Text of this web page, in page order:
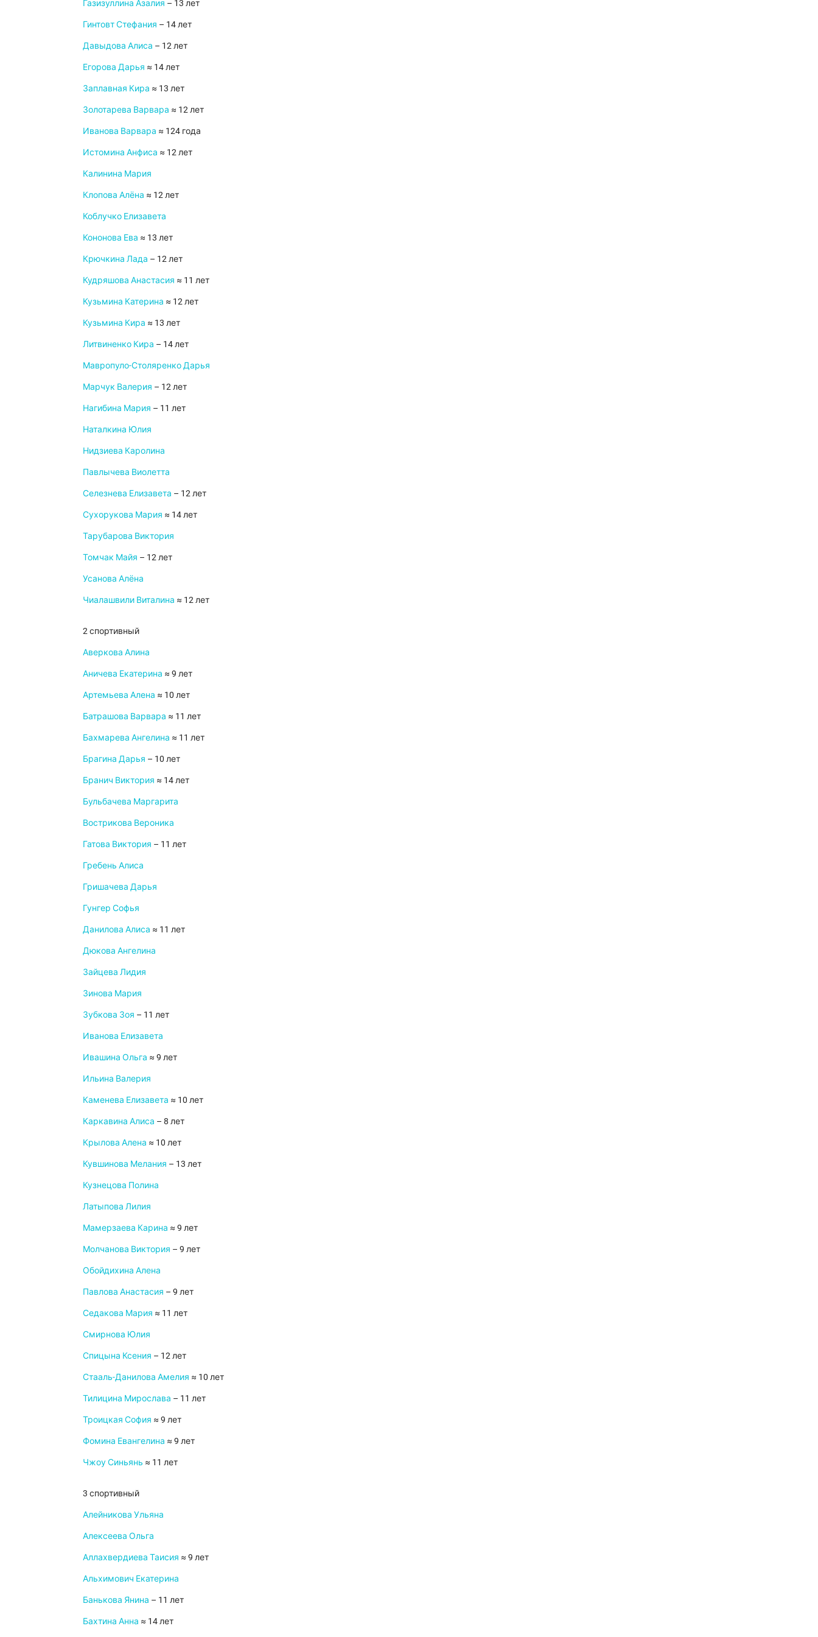
Газизуллина Азалия – 13 лет
Гинтовт Стефания – 14 лет
Давыдова Алиса – 12 лет
Егорова Дарья ≈ 14 лет
Заплавная Кира ≈ 13 лет
Золотарева Варвара ≈ 12 лет
Иванова Варвара ≈ 124 года
Истомина Анфиса ≈ 12 лет
Калинина Мария
Клопова Алёна ≈ 12 лет
Коблучко Елизавета
Кононова Ева ≈ 13 лет
Крючкина Лада – 12 лет
Кудряшова Анастасия ≈ 11 лет
Кузьмина Катерина ≈ 12 лет
Кузьмина Кира ≈ 13 лет
Литвиненко Кира – 14 лет
Мавропуло-Столяренко Дарья
Марчук Валерия – 12 лет
Нагибина Мария – 11 лет
Наталкина Юлия
Нидзиева Каролина
Павлычева Виолетта
Селезнева Елизавета – 12 лет
Сухорукова Мария ≈ 14 лет
Тарубарова Виктория
Томчак Майя – 12 лет
Усанова Алёна
Чиалашвили Виталина ≈ 12 лет
2 спортивный
Аверкова Алина
Аничева Екатерина ≈ 9 лет
Артемьева Алена ≈ 10 лет
Батрашова Варвара ≈ 11 лет
Бахмарева Ангелина ≈ 11 лет
Брагина Дарья – 10 лет
Бранич Виктория ≈ 14 лет
Бульбачева Маргарита
Вострикова Вероника
Гатова Виктория – 11 лет
Гребень Алиса
Гришачева Дарья
Гунгер Софья
Данилова Алиса ≈ 11 лет
Дюкова Ангелина
Зайцева Лидия
Зинова Мария
Зубкова Зоя – 11 лет
Иванова Елизавета
Ивашина Ольга ≈ 9 лет
Ильина Валерия
Каменева Елизавета ≈ 10 лет
Каркавина Алиса – 8 лет
Крылова Алена ≈ 10 лет
Кувшинова Мелания – 13 лет
Кузнецова Полина
Латыпова Лилия
Мамерзаева Карина ≈ 9 лет
Молчанова Виктория – 9 лет
Обойдихина Алена
Павлова Анастасия – 9 лет
Седакова Мария ≈ 11 лет
Смирнова Юлия
Спицына Ксения – 12 лет
Стааль-Данилова Амелия ≈ 10 лет
Тилицина Мирослава – 11 лет
Троицкая София ≈ 9 лет
Фомина Евангелина ≈ 9 лет
Чжоу Синьянь ≈ 11 лет
3 спортивный
Алейникова Ульяна
Алексеева Ольга
Аллахвердиева Таисия ≈ 9 лет
Альхимович Екатерина
Банькова Янина – 11 лет
Бахтина Анна ≈ 14 лет